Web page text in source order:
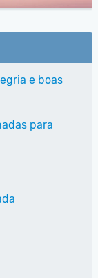
e boas
para